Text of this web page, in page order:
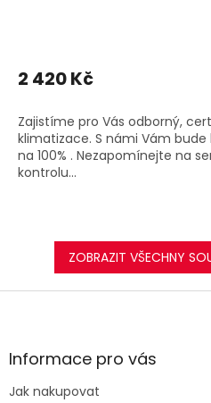
2 420 Kč
Zajistíme pro Vás odborný,
klimatizace. S námi Vám
na 100% . Nezapomínejte na
kontrolu...
ZOBRAZIT VŠECHNY
Z
aInformace pro vás
Jak nakupovat